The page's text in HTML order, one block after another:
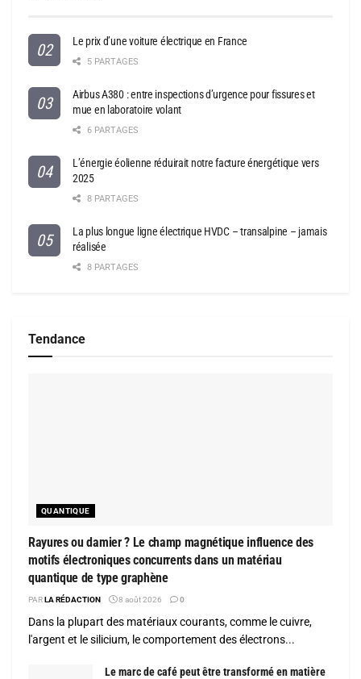
Le prix d’une voiture électrique en France
5 PARTAGES
Airbus A380 : entre inspections d’urgence pour fissures et
mue en laboratoire volant
6 PARTAGES
L’énergie éolienne réduirait notre facture énergétique vers
2025
8 PARTAGES
La plus longue ligne électrique HVDC – transalpine – jamais
réalisée
8 PARTAGES
Tendance
QUANTIQUE
Rayures ou damier ? Le champ magnétique influence des
motifs électroniques concurrents dans un matériau
quantique de type graphène
PARLA RÉDACTION 8 août 2026 0
Dans la plupart des matériaux courants, comme le cuivre,
l'argent et le silicium, le comportement des électrons...
Le marc de café peut être transformé en matière